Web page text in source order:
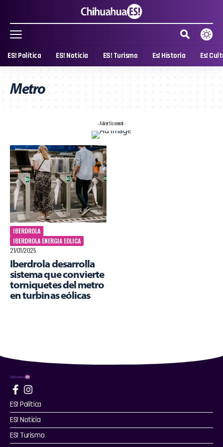
ES! Política ES! Noticia ES! Turismo Es! Historia Es!
Metro
- Advertisement -
IBERDROLA
IBERDROLA ENERGIA EOLICA
21/01/2025
Iberdrola desarrolla
sistema que convierte
torniquetes del metro
en turbinas eólicas
ES! Política
ES! Noticia
ES! Turismo